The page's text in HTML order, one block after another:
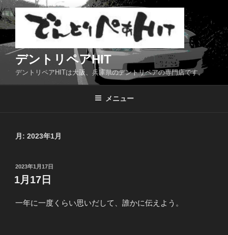
コ
ン
テ
ン
ツ
デントリペアHIT
デントリペアHITは大阪、兵庫県のデントリペアの専門店です。
メニュー
月: 2023年1月
投
稿
日:
2023年1月17日
1月17日
一年に一度くらい思いだして、誰かに伝えよう。